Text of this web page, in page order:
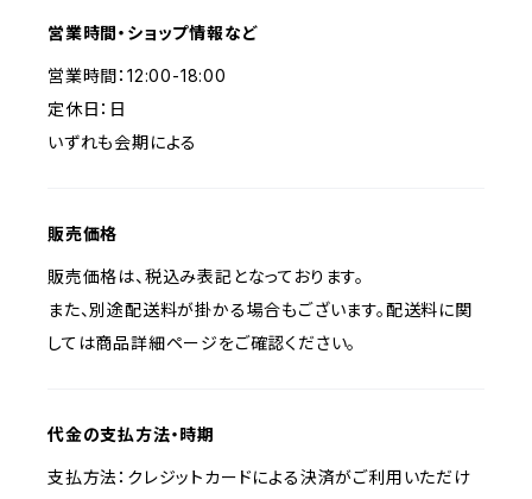
営業時間・ショップ情報など
営業時間：12:00-18:00
定休日：日
いずれも会期による
販売価格
販売価格は、税込み表記となっております。
また、別途配送料が掛かる場合もございます。配送料に関
しては商品詳細ページをご確認ください。
代金の支払方法・時期
支払方法：クレジットカードによる決済がご利用いただけ